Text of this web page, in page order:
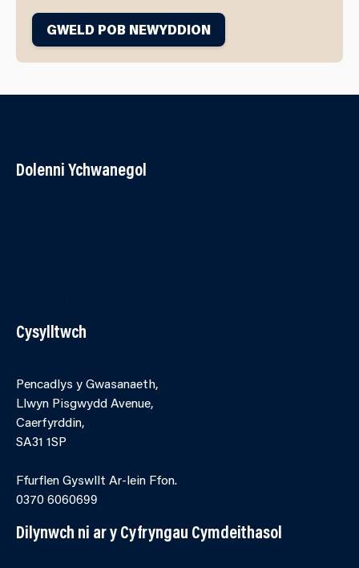
GWELD POB NEWYDDION
Dolenni Ychwanegol
Cysylltwch
Pencadlys y Gwasanaeth,
Llwyn Pisgwydd Avenue,
Caerfyrddin,
SA31 1SP
Ffurflen Gyswllt Ar-lein Ffon.
0370 6060699
Dilynwch ni ar y Cyfryngau Cymdeithasol